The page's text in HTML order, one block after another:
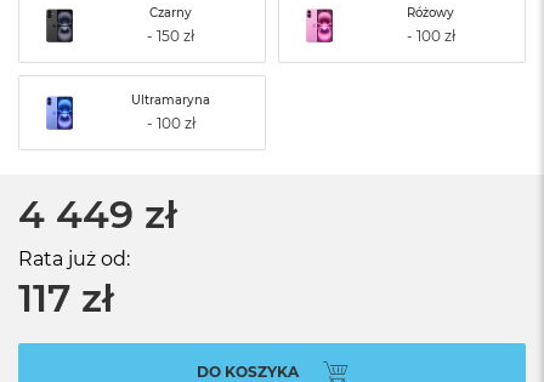
Czarny Różowy
Ultramaryna
4 449 zł
Rata już od:
117 zł
DO KOSZYKA